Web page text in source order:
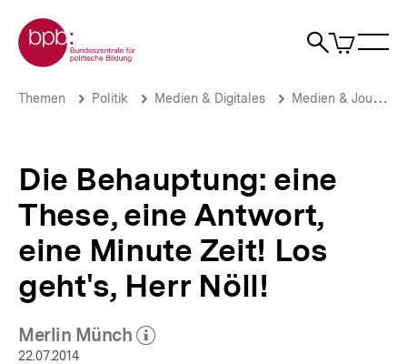
zum
Seiteninhalt
springen
Zur Startseite der bpb
Suche
Artikel
im
Die
eine
Antwort,
eine
Minute
Los
geht's,
Herr
Wer
Brotkrümelnavigation
Pfadnavigation
Themen Politik Medien & Digitales Medien & Journalismus
Die Behauptung: eine
These, eine Antwort,
eine Minute Zeit! Los
geht's, Herr Nöll!
Merlin Münch
(Mehr zum Autor)
22.07.2014